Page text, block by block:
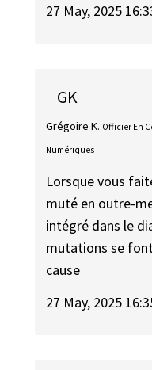
27 May, 2025
GK
Grégoire K. Officier En
Numériques
Lorsque vous
muté en outre-
intégré dans le
mutations se
cause
27 May, 2025